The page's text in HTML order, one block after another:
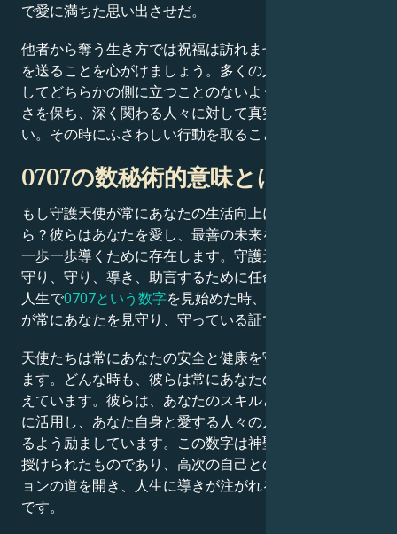
で愛に満ちた思い出させだ。
他者から奪う生き方では祝福は訪れません。誠実な人生
を送ることを心がけましょう。多くの人と関わる時は決
してどちらかの側に立つことのないように。自身の誠実
さを保ち、深く関わる人々に対して真実であり続けなさ
い。その時にふさわしい行動を取ること。
0707の数秘術的意味とは？
もし守護天使が常にあなたの生活向上に尽力していた
ら？彼らはあなたを愛し、最善の未来を願うからこそ、
一歩一歩導くために存在します。守護天使はあなたを見
守り、守り、導き、助言するために任命されています。
人生で0707という数字を見始めた時、それは守護天使
が常にあなたを見守り、守っている証です。
天使たちは常にあなたの安全と健康を守ろうと働いてい
ます。どんな時も、彼らは常にあなたの最善の利益を考
えています。彼らは、あなたのスキルと才能をこのよう
に活用し、あなた自身と愛する人々の人生をより良くす
るよう励ましています。この数字は神聖な天使たちから
授けられたものであり、高次の自己とのコミュニケーシ
ョンの道を開き、人生に導きが注がれるようにするため
です。